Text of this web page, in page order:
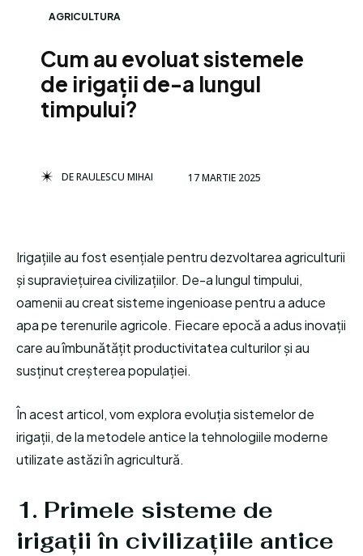
AGRICULTURA
Cum au evoluat sistemele
de irigații de-a lungul
timpului?
DERAULESCU MIHAI 17 MARTIE 2025
Irigațiile au fost esențiale pentru dezvoltarea agriculturii
și supraviețuirea civilizațiilor. De-a lungul timpului,
oamenii au creat sisteme ingenioase pentru a aduce
apa pe terenurile agricole. Fiecare epocă a adus inovații
care au îmbunătățit productivitatea culturilor și au
susținut creșterea populației.
În acest articol, vom explora evoluția sistemelor de
irigații, de la metodele antice la tehnologiile moderne
utilizate astăzi în agricultură.
1. Primele sisteme de
irigații în civilizațiile antice